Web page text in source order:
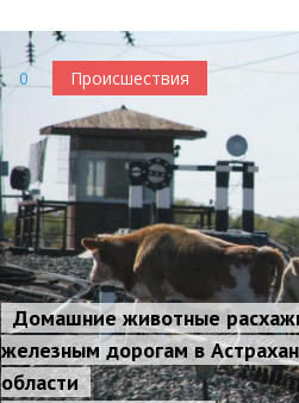
0 Происшествия
Домашние животные
железным дорогам в
области